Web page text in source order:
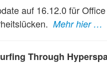
auf 16.12.0 für
Mehr hier …
Through